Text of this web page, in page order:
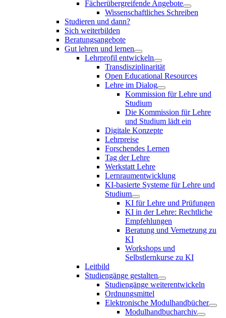
Fächerübergreifende Angebote
Wissenschaftliches Schreiben
Studieren und dann?
Sich weiterbilden
Beratungsangebote
Gut lehren und lernen
Lehrprofil entwickeln
Transdisziplinarität
Open Educational Resources
Lehre im Dialog
Kommission für Lehre und
Studium
Die Kommission für Lehre
und Studium lädt ein
Digitale Konzepte
Lehrpreise
Forschendes Lernen
Tag der Lehre
Werkstatt Lehre
Lernraumentwicklung
KI-basierte Systeme für Lehre und
Studium
KI für Lehre und Prüfungen
KI in der Lehre: Rechtliche
Empfehlungen
Beratung und Vernetzung zu
KI
Workshops und
Selbstlernkurse zu KI
Leitbild
Studiengänge gestalten
Studiengänge weiterentwickeln
Ordnungsmittel
Elektronische Modulhandbücher
Modulhandbucharchiv